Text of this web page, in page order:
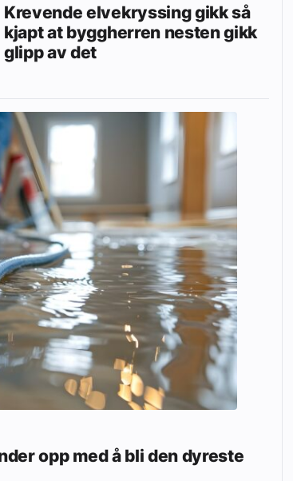
Krevende elvekryssing gikk så
kjapt at byggherren nesten gikk
glipp av det
opp med å bli den dyreste